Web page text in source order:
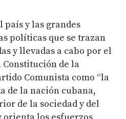
país y las grandes
políticas que se trazan
y llevadas a cabo por el
Constitución de la
Comunista como “la
de la nación cubana,
de la sociedad y del